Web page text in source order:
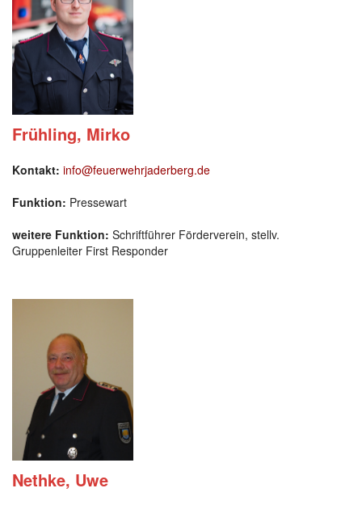
Frühling, Mirko
Kontakt: info@feuerwehrjaderberg.de
Funktion: Pressewart
weitere Funktion: Schriftführer Förderverein, stellv.
Gruppenleiter First Responder
Nethke, Uwe